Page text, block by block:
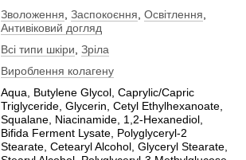
Зволоження Заспокоєння Освітлення
Антивіковий догляд
Всі типи шкіри Зріла
Вироблення колагену
Aqua, Butylene Glycol, Caprylic/Capric
Triglyceride, Glycerin, Cetyl Ethylhexanoate,
Squalane, Niacinamide, 1,2-Hexanediol,
Bifida Ferment Lysate, Polyglyceryl-2
Stearate, Cetearyl Alcohol, Glyceryl Stearate,